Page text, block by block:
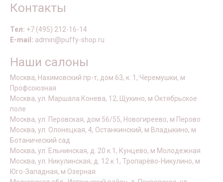
Контакты
Тел: +7 (495) 212-16-14
E-mail: admin@puffy-shop.ru
Наши салоны
Москва, Нахимовский пр-т, дом 63, к. 1, Черемушки, м
Профсоюзная
Москва, ул. Маршала Конева, 12, Щукино, м Октябрьское
поле
Москва, ул. Перовская, дом 56/55, Новогиреево, м Перово
Москва, ул. Олонецкая, 4, Останкинский, м Владыкино, м
Ботанический сад
Москва, ул. Ельнинская, д. 20 к 1, Кунцево, м Молодежная
Москва, ул. Никулинская, д. 12 к 1, Тропарёво-Никулино, м
Юго-Западная, м Озерная